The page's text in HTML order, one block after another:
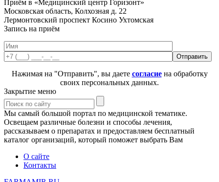
Приём в «Медицинский центр Горизонт»
Московская область, Колхозная д. 22
Лермонтовский проспект Косино Ухтомская
Запись на приём
Нажимая на "Отправить", вы даете согласиена обработку
своих персональных данных.
Закрытие меню
Мы самый большой портал по медицинской тематике.
Освещаем различные болезни и способы лечения,
рассказываем о препаратах и предоставляем бесплатный
каталог организаций, который поможет выбрать Вам
О сайте
Контакты